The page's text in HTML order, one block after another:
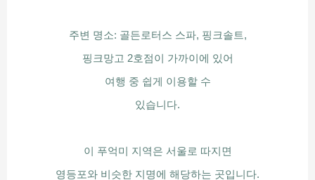
주변 명소: 골든로터스 스파, 핑크솔트,
핑크망고 2호점이 가까이에 있어
여행 중 쉽게 이용할 수
있습니다.
이 푸억미 지역은 서울로 따지면
영등포와 비슷한 지명에 해당하는 곳입니다.